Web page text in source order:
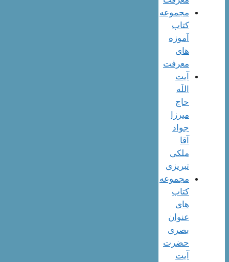
مجموعه
کتاب
آموزه
های
معرفت
آیت
اللَه
حاج
میرزا
جواد
آقا
ملکی
تبریزی
مجموعه
کتاب
های
عنوان
بصری
حضرت
آیت